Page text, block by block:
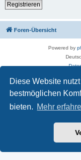
Diese Website
bestmöglichen
bieten. Mehr
Registrieren
Foren-Übersicht
Powered by